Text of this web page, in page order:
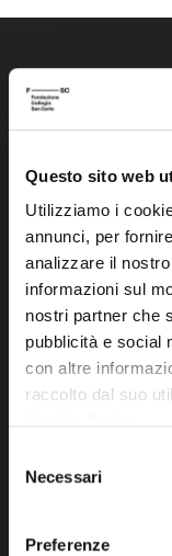
Questo sito web
Utilizziamo i
annunci, per
analizzare il
informazioni sul
nostri partner che
pubblicità e social
con altre
raccolto dal suo
delNecessari
Preferenze